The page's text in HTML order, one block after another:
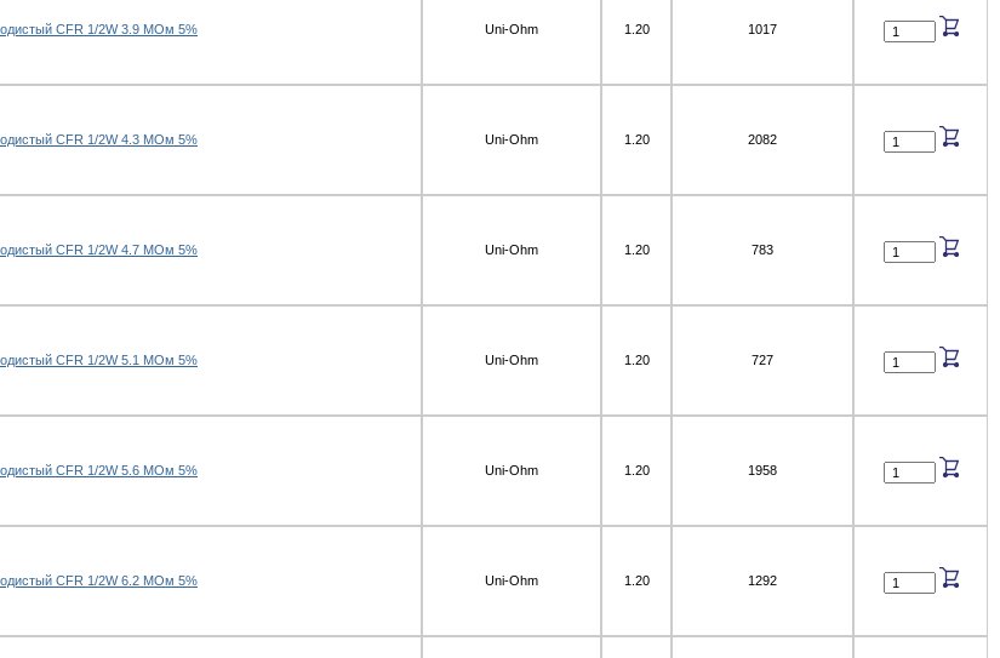
CFR 1/2W 3.9 МОм 5% Uni-Ohm 1.20 1017
CFR 1/2W 4.3 МОм 5% Uni-Ohm 1.20 2082
CFR 1/2W 4.7 МОм 5% Uni-Ohm 1.20 783
CFR 1/2W 5.1 МОм 5% Uni-Ohm 1.20 727
CFR 1/2W 5.6 МОм 5% Uni-Ohm 1.20 1958
CFR 1/2W 6.2 МОм 5% Uni-Ohm 1.20 1292